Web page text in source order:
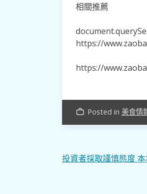
相關推薦
https://
https://
work_outline Posted in 美食情
文
投資者採取謹慎態度